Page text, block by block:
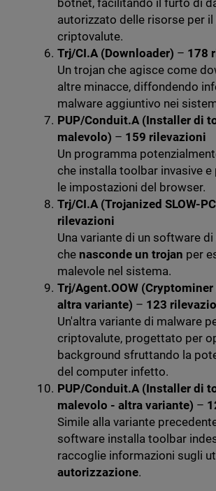
botnet, facilitando il furto di
autorizzato delle risorse per
criptovalute.
Trj/CI.A (Downloader) – 178
Un trojan che agisce come
altre minacce, diffondendo
malware aggiuntivo nei
PUP/Conduit.A (Installer di
malevolo) – 159 rilevazioni
Un programma
che installa toolbar invasive
le impostazioni del browser.
Trj/CI.A (Trojanized SLOW-
rilevazioni
Una variante di un software
che nasconde un trojan per
malevole nel sistema.
Trj/Agent.OOW
altra variante) – 123
Un'altra variante di malware
criptovalute, progettato per
background sfruttando la
del computer infetto.
PUP/Conduit.A (Installer di
malevolo - altra variante) –
Simile alla variante
software installa toolbar
raccoglie informazioni sugli
autorizzazione.